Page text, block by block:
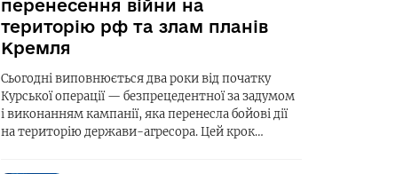
перенесення війни на
територію рф та злам планів
Кремля
Сьогодні виповнюється два роки від початку
Курської операції — безпрецедентної за задумом
і виконанням кампанії, яка перенесла бойові дії
на територію держави-агресора. Цей крок…